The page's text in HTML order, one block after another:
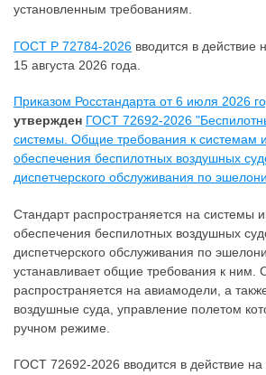
установленным требованиям.
ГОСТ Р 72784-2026 вводится в действие
15 августа 2026 года.
Приказом Росстандарта от 6 июля 2026
утвержден ГОСТ 72692-2026
системы. Общие требования к системам
обеспечения беспилотных воздушных
диспетчерского обслуживания по
Стандарт распространяется на системы
обеспечения беспилотных воздушных
диспетчерского обслуживания по
устанавливает общие требования к ним.
распространяется на авиамодели, а
воздушные суда, управление полетом
ручном режиме.
ГОСТ 72692-2026 вводится в действие